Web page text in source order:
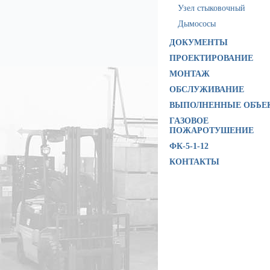
Узел стыковочный
Дымососы
ДОКУМЕНТЫ
ПРОЕКТИРОВАНИЕ
МОНТАЖ
ОБСЛУЖИВАНИЕ
ВЫПОЛНЕННЫЕ
ГАЗОВОЕ
ПОЖАРОТУШЕНИЕ
ФК-5-1-12
КОНТАКТЫ